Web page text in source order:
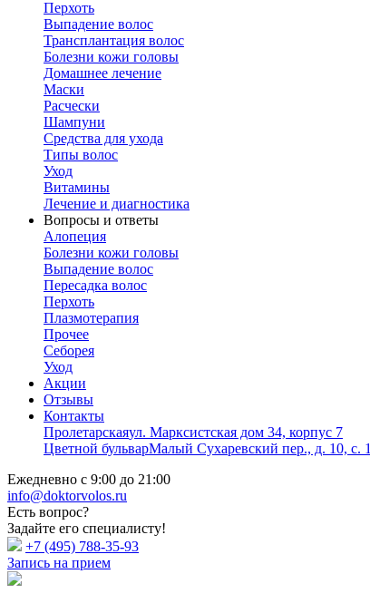
Перхоть
Выпадение волос
Трансплантация волос
Болезни кожи головы
Домашнее лечение
Маски
Расчески
Шампуни
Средства для ухода
Типы волос
Уход
Витамины
Лечение и диагностика
Вопросы и ответы
Алопеция
Болезни кожи головы
Выпадение волос
Пересадка волос
Перхоть
Плазмотерапия
Прочее
Себорея
Уход
Акции
Отзывы
Контакты
Пролетарскаяул. Марксистская дом 34, корпус 7
Цветной бульварМалый Сухаревский пер., д. 10, с. 1
Ежедневно с 9:00 до 21:00
info@doktorvolos.ru
Есть вопрос?
Задайте его специалисту!
+7 (495) 788-35-93
Запись на прием